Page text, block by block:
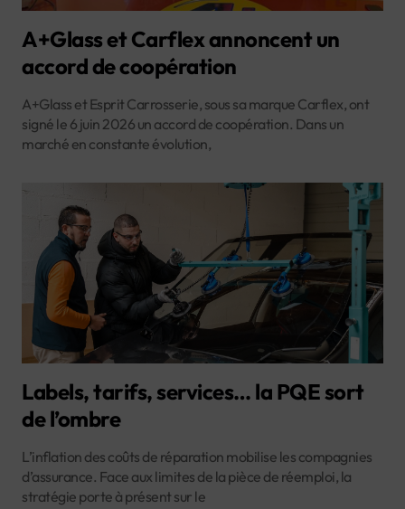
A+Glass et Carflex annoncent un
accord de coopération
A+Glass et Esprit Carrosserie, sous sa marque Carflex, ont
signé le 6 juin 2026 un accord de coopération. Dans un
marché en constante évolution,
Labels, tarifs, services… la PQE sort
de l’ombre
L’inflation des coûts de réparation mobilise les compagnies
d’assurance. Face aux limites de la pièce de réemploi, la
stratégie porte à présent sur le